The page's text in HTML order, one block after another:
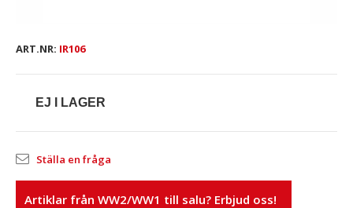
ART.NR: IR106
EJ I LAGER
Ställa en fråga
Artiklar från WW2/WW1 till salu? Erbjud oss!